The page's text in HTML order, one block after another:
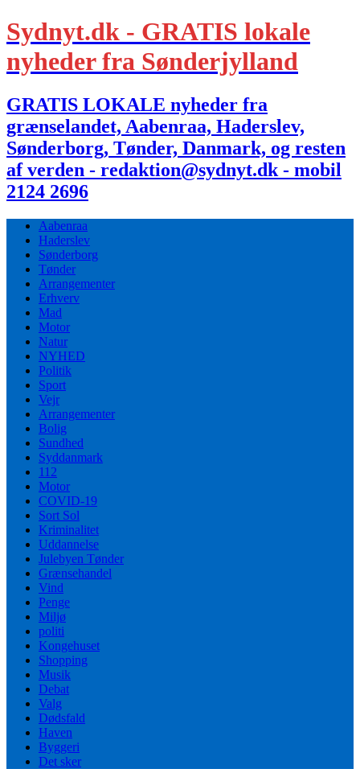
Sydnyt.dk - GRATIS lokale
nyheder fra Sønderjylland
GRATIS LOKALE nyheder fra
grænselandet, Aabenraa, Haderslev,
Sønderborg, Tønder, Danmark, og resten
af verden - redaktion@sydnyt.dk - mobil
2124 2696
Aabenraa
Haderslev
Sønderborg
Tønder
Arrangementer
Erhverv
Mad
Motor
Natur
NYHED
Politik
Sport
Vejr
Arrangementer
Bolig
Sundhed
Syddanmark
112
Motor
COVID-19
Sort Sol
Kriminalitet
Uddannelse
Julebyen Tønder
Grænsehandel
Vind
Penge
Miljø
politi
Kongehuset
Shopping
Musik
Debat
Valg
Dødsfald
Haven
Byggeri
Det sker